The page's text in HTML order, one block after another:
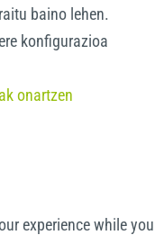
baino lehen.
konfigurazioa
onartzen
experience while you